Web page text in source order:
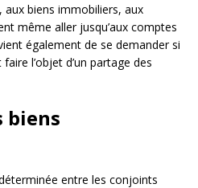
biens immobiliers, aux
même aller jusqu’aux comptes
également de se demander si
l’objet d’un partage des
biens
entre les conjoints